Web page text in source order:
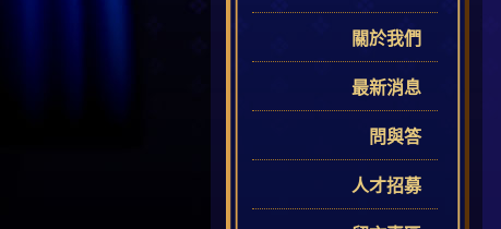
關於我們
最新消息
問與答
人才招募